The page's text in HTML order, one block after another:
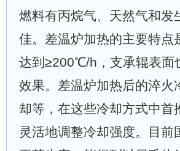
燃料有丙烷气、天然气和发
佳。差温炉加热的主要特点
达到≥200℃/h，支承辊表面
效果。差温炉加热后的淬火
却等，在这些冷却方式中首
灵活地调整冷却强度。目